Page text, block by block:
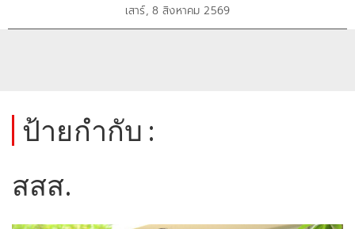
เสาร์, 8 สิงหาคม 2569
ป้ายกำกับ :
สสส.